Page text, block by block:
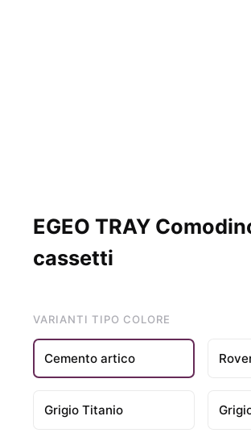
EGEO TRAY
cassetti
VARIANTI TIPO COLORE
Cemento artico
Grigio Titanio